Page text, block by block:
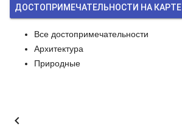
ДОСТОПРИМЕЧАТЕЛЬНОСТИ НА КАРТЕ
Все достопримечательности
Архитектура
Природные
